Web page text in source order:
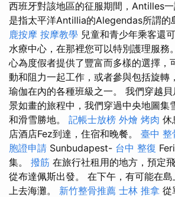
西班牙對該地區的征服期間，Antilles
是指太平洋Antillia的Alegendas所謂的
鹿按摩 按摩教學 兒童和青少年乘客還
水療中心，在那裡您可以特別護理服務
心為度假者提供了豐富而多樣的選擇，
動和阻力一起工作，或者參與包括旋轉
瑜伽在內的各種班級之一。 我們穿越
景如畫的旅程中，我們穿過中央地圖集
和滑雪勝地。 記帳士放榜 外燴 烤肉 休
店酒店Fez到達，住宿和晚餐。 臺中 整
胞證申請 Sunbudapest- 台中 整復
集。 撥筋 在旅行社租用的地方，預定
從布達佩斯出發。 在下午，有可能在
上去海灘。 新竹整骨推薦 士林 推拿 從